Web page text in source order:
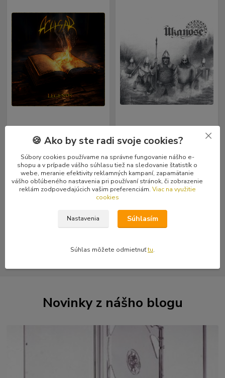
Achsar: Legends (CD)
9,99 €/ks
8,12 €bez DPH
Skladom
1 ks
1 hodnotenie
Ūkanose: Ūkanose (CD)
9,99 €/ks
8,12 €bez DPH
Skladom
1 ks
Novinky z nášho blogu
🍪 Ako by ste radi svoje cookies?
Súbory cookies používame na správne fungovanie nášho e-
shopu a v prípade vášho súhlasu tiež na sledovanie štatistík o
webe, meranie efektivity reklamných kampaní, zapamätanie
vášho obľúbeného nastavenia pri používaní stránok, či zobrazenie
reklám zodpovedajúcich vašim preferenciám. Viac na využitie
cookies
Nastavenia Súhlasím
Súhlas môžete odmietnuťtu.